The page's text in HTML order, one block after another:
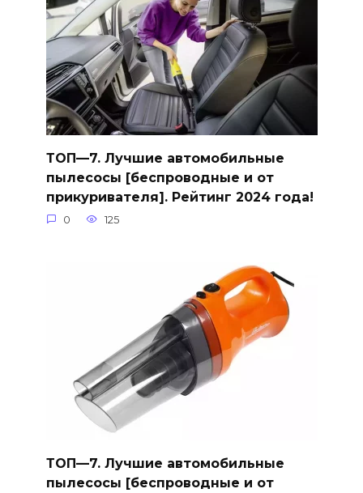
ТОП—7. Лучшие автомобильные
пылесосы [беспроводные и от
прикуривателя]. Рейтинг 2024 года!
0 125
ТОП—7. Лучшие автомобильные
пылесосы [беспроводные и от